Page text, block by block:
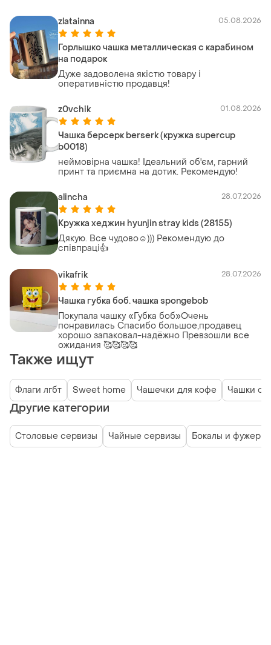
zlatainna 05.08.2026
Горлышко чашка металлическая с карабином
на подарок
Дуже задоволена якістю товару і
оперативністю продавця!
z0vchik 01.08.2026
Чашка берсерк berserk (кружка supercup
b0018)
неймовірна чашка! Ідеальний об'єм, гарний
принт та приємна на дотик. Рекомендую!
alincha 28.07.2026
Кружка хеджин hyunjin stray kids (28155)
Дякую. Все чудово☺️))) Рекомендую до
співпраці👍
vikafrik 28.07.2026
Чашка губка боб. чашка spongebob
Покупала чашку «Губка боб»Очень
понравилась Спасибо большое,продавец
хорошо запаковал-надёжно Превзошли все
ожидания 🥰🥰🥰🥰
Также ищут
Флаги лгбт Sweet home Чашечки для кофе Чашки с
Другие категории
Столовые сервизы Чайные сервизы Бокалы и фужеры